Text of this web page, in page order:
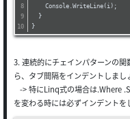
    Console.WriteLine(i);
  }
}
3. 連続的にチェインパターンの
ら、タブ間隔をインデントしまし
-> 特にLinq式の場合は.Where
を変わる時には必ずインデントを